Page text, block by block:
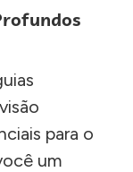
para o
um